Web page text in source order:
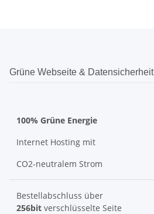
Grüne Webseite & Datensicherheit
100% Grüne Energie
Internet Hosting mit
CO2-neutralem Strom
Bestellabschluss über
256bit verschlüsselte Seite